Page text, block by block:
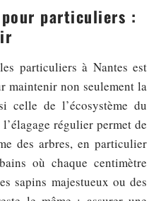
pour particuliers :
particuliers à Nantes est
maintenir non seulement la
celle de l’écosystème du
régulier permet de
des arbres, en particulier
où chaque centimètre
sapins majestueux ou des